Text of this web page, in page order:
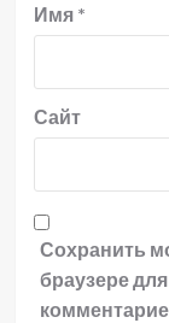
Имя *
Сайт
Сохранить
браузере